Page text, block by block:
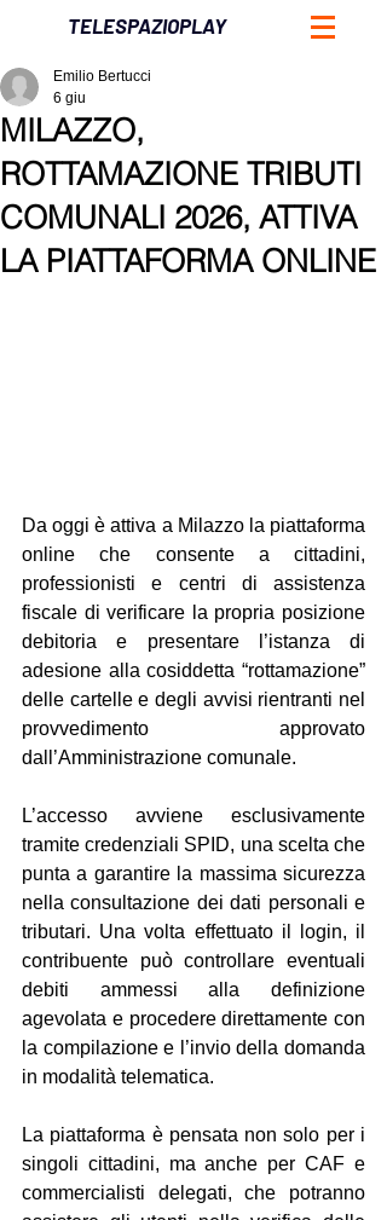
TELESPAZIOPLAY
MILAZZO,
ROTTAMAZIONE TRIBUTI
COMUNALI 2026, ATTIVA
LA PIATTAFORMA ONLINE
Emilio Bertucci
6 giu
Da oggi è attiva a Milazzo la piattaforma
online che consente a cittadini,
professionisti e centri di assistenza
fiscale di verificare la propria posizione
debitoria e presentare l’istanza di
adesione alla cosiddetta “rottamazione”
delle cartelle e degli avvisi rientranti nel
provvedimento approvato
dall’Amministrazione comunale.
L’accesso avviene esclusivamente
tramite credenziali SPID, una scelta che
punta a garantire la massima sicurezza
nella consultazione dei dati personali e
tributari. Una volta effettuato il login, il
contribuente può controllare eventuali
debiti ammessi alla definizione
agevolata e procedere direttamente con
la compilazione e l’invio della domanda
in modalità telematica.
La piattaforma è pensata non solo per i
singoli cittadini, ma anche per CAF e
commercialisti delegati, che potranno